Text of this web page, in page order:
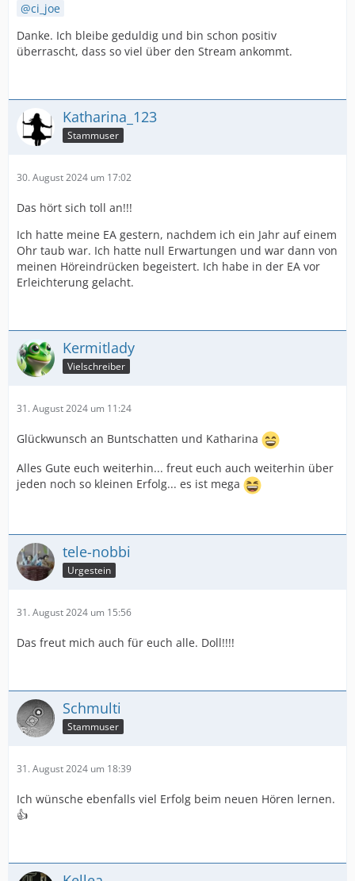
ci_joe
Danke. Ich bleibe geduldig und bin schon positiv
überrascht, dass so viel über den Stream ankommt.
Katharina_123
Stammuser
30. August 2024 um 17:02
Das hört sich toll an!!!
Ich hatte meine EA gestern, nachdem ich ein Jahr auf einem
Ohr taub war. Ich hatte null Erwartungen und war dann von
meinen Höreindrücken begeistert. Ich habe in der EA vor
Erleichterung gelacht.
Kermitlady
Vielschreiber
31. August 2024 um 11:24
Glückwunsch an Buntschatten und Katharina
Alles Gute euch weiterhin... freut euch auch weiterhin über
jeden noch so kleinen Erfolg... es ist mega
tele-nobbi
Urgestein
31. August 2024 um 15:56
Das freut mich auch für euch alle. Doll!!!!
Schmulti
Stammuser
31. August 2024 um 18:39
Ich wünsche ebenfalls viel Erfolg beim neuen Hören lernen.
👍